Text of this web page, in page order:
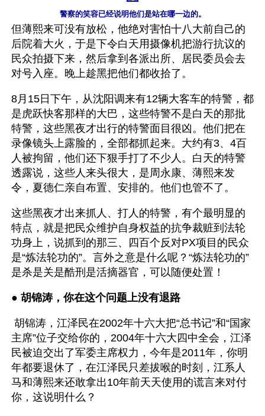
警察的笑容已经说明他们是站在哪一边的。
但薄熙来可没有放松，他绝对害怕十八大前自己的
后院着大火，于是下令白天用摄像机把游行抗议的
民众拍摄下来，然后拿到各派出所、居民委员会去
对号入座。晚上趁黑把他们都收拾了。
8月15日下午，从沈阳调来有12辆大客车的特警，都
是虎跃快客那样的大巴，这些特警不是白天的那批
特警，这些黑夜才出行的特警面目很凶。他们把在
录像镜头上露脸的，全部都抓起来。大约有3、4百
人被拘留，他们还下狠手打了不少人。白天的特警
透露说，这些人来头很大，是周永康、薄熙来发
令，夏德仁亲自布置、安排的。他们也管不了。
这些黑夜才出来抓人、打人的特警，有个最明显的
特点，就是把民众维护自身权益的抗争裁赃到法轮
功身上，说抓到的那三、四百个反对PX项目的民众
是“炼法轮功的”。言外之意是什么呢？“炼法轮功的”
是杀是关是酷刑是活摘器官，可以随便处置！
● 胡锦涛，你在这个问题上没有退路
主席”位子交给你的，2004年十六大四中全会，江泽
民被迫交出了军委主席权力，今年是2011年，你明
年都要退休了，在江泽民只差拔喉的时刻，江系人
马和薄熙来还敢拿出10年前天天使用的谎言来对付
你，这说明什么？